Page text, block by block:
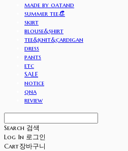
made by oatand
summer tee👒
skirt
blouse&shirt
tee&knit&cardigan
dress
pants
etc
SALE
notice
qna
review
Search 검색
Log In 로그인
Cart장바구니